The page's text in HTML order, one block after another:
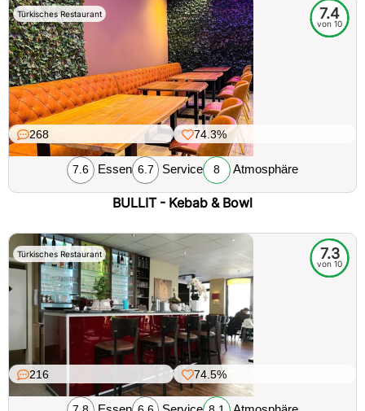
Türkisches Restaurant 7.4
von 10
268 74.3%
7.6 Essen 6.7 Service 8 Atmosphäre
BULLIT - Kebab & Bowl
Türkisches Restaurant 7.3
von 10
216 74.5%